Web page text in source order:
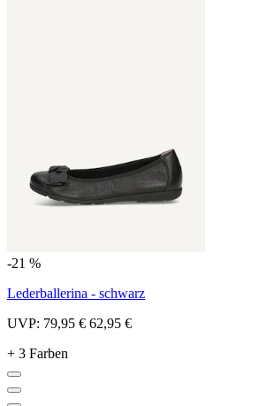
-21 %
Lederballerina - schwarz
UVP: 79,95 € 62,95 €
+ 3 Farben